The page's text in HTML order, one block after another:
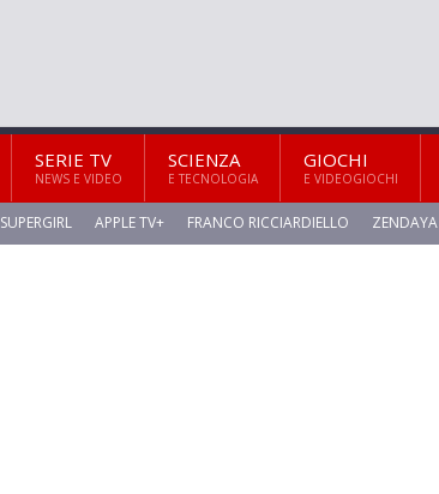
SERIE TV
NEWS E VIDEO
SCIENZA
E TECNOLOGIA
GIOCHI
E VIDEOGIOCHI
SUPERGIRL APPLE TV+ FRANCO RICCIARDIELLO ZENDAYA